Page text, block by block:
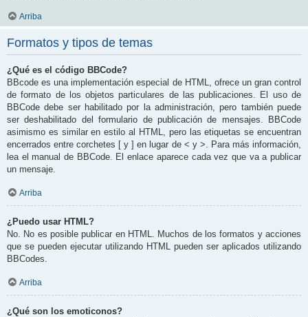
Arriba
Formatos y tipos de temas
¿Qué es el código BBCode?
BBcode es una implementación especial de HTML, ofrece un gran control
de formato de los objetos particulares de las publicaciones. El uso de
BBCode debe ser habilitado por la administración, pero también puede
ser deshabilitado del formulario de publicación de mensajes. BBCode
asimismo es similar en estilo al HTML, pero las etiquetas se encuentran
encerrados entre corchetes [ y ] en lugar de < y >. Para más información,
lea el manual de BBCode. El enlace aparece cada vez que va a publicar
un mensaje.
Arriba
¿Puedo usar HTML?
No. No es posible publicar en HTML. Muchos de los formatos y acciones
que se pueden ejecutar utilizando HTML pueden ser aplicados utilizando
BBCodes.
Arriba
¿Qué son los emoticonos?